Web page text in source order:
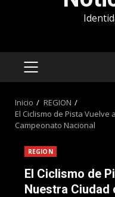
MENÚ
Inicio
REGION
El Ciclismo de Pista Vuelve
Campeonato Nacional
REGION
El Ciclismo de
Nuestra Ciudad